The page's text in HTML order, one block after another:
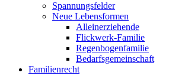
Spannungsfelder
Neue Lebensformen
Alleinerziehende
Flickwerk-Familie
Regenbogenfamilie
Bedarfsgemeinschaft
Familienrecht